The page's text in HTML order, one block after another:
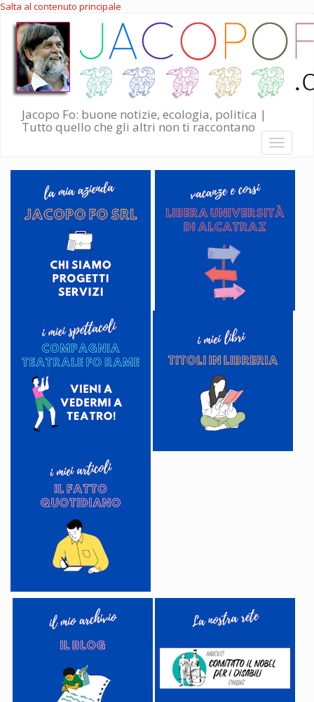
Salta al contenuto principale
Jacopo Fo: buone notizie, ecologia, politica |
Tutto quello che gli altri non ti raccontano
Toggle